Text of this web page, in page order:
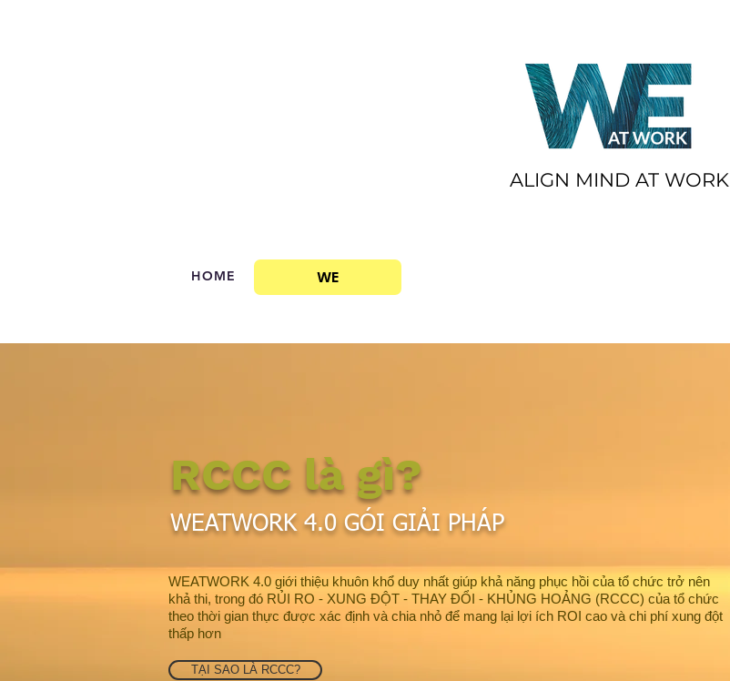
ALIGN MIND AT WORK
HOME WE
RCCC là gì?
WEATWORK 4.0 GÓI GIẢI PHÁP
WEATWORK 4.0 giới thiệu khuôn khổ duy nhất giúp khả năng phục hồi của tổ chức trở nên
khả thi, trong đó RỦI RO - XUNG ĐỘT - THAY ĐỔI - KHỦNG HOẢNG (RCCC) của tổ chức
theo thời gian thực được xác định và chia nhỏ để mang lại lợi ích ROI cao và chi phí xung đột
thấp hơn
TẠI SAO LÀ RCCC?